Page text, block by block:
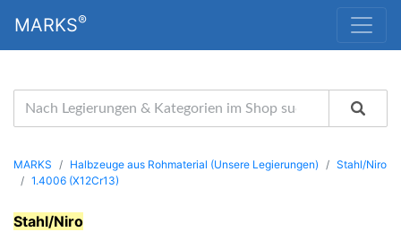
MARKS®
MARKS Halbzeuge aus Rohmaterial (Unsere Legierungen)
Stahl/Niro
1.4006 (X12Cr13)
Stahl/Niro